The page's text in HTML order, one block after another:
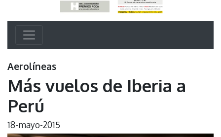
Aerolíneas
Más vuelos de Iberia a
Perú
18-mayo-2015